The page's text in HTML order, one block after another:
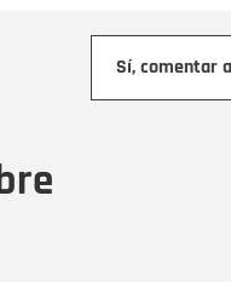
Sí, comentar